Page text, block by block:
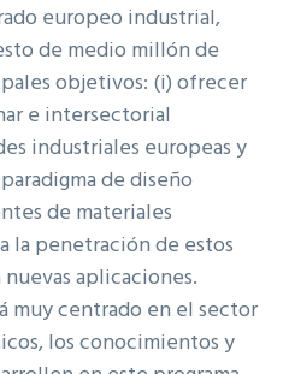
europeo industrial,
de medio millón de
objetivos: (i) ofrecer
e intersectorial
industriales europeas y
de diseño
de materiales
la penetración de estos
aplicaciones.
muy centrado en el sector
los conocimientos y